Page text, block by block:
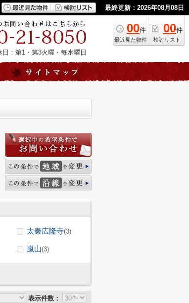
最終更新：2026年08月08日
00件
最近見た物件
00件
検討リスト
日：第1・第3火曜・毎水曜日
太秦広隆寺(3)
嵐山(3)
表示件数：